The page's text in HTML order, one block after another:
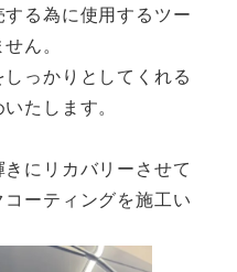
る為に使用するツー
ん。
っかりとしてくれる
たします。
にリカバリーさせて
ーティングを施工い